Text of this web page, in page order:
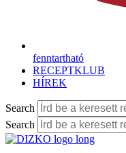
fenntartható
RECEPTKLUB
HÍREK
Search
Search